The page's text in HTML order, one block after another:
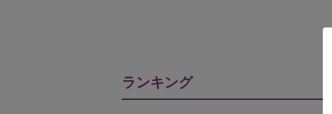
ランキング